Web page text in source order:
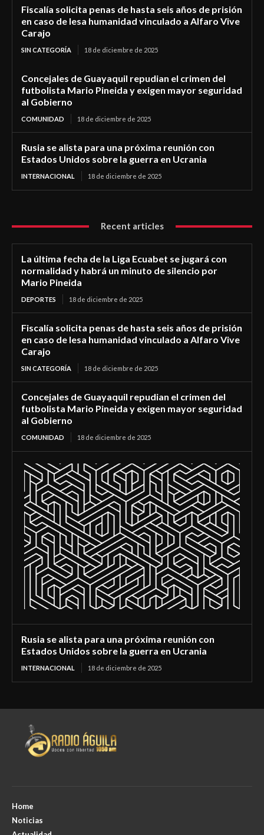
Fiscalía solicita penas de hasta seis años de prisión
en caso de lesa humanidad vinculado a Alfaro Vive
Carajo
SIN CATEGORÍA 18 de diciembre de 2025
Concejales de Guayaquil repudian el crimen del
futbolista Mario Pineida y exigen mayor seguridad
al Gobierno
COMUNIDAD 18 de diciembre de 2025
Rusia se alista para una próxima reunión con
Estados Unidos sobre la guerra en Ucrania
INTERNACIONAL 18 de diciembre de 2025
Recent articles
La última fecha de la Liga Ecuabet se jugará con
normalidad y habrá un minuto de silencio por
Mario Pineida
DEPORTES 18 de diciembre de 2025
Fiscalía solicita penas de hasta seis años de prisión
en caso de lesa humanidad vinculado a Alfaro Vive
Carajo
SIN CATEGORÍA 18 de diciembre de 2025
Concejales de Guayaquil repudian el crimen del
futbolista Mario Pineida y exigen mayor seguridad
al Gobierno
COMUNIDAD 18 de diciembre de 2025
Rusia se alista para una próxima reunión con
Estados Unidos sobre la guerra en Ucrania
INTERNACIONAL 18 de diciembre de 2025
Home
Noticias